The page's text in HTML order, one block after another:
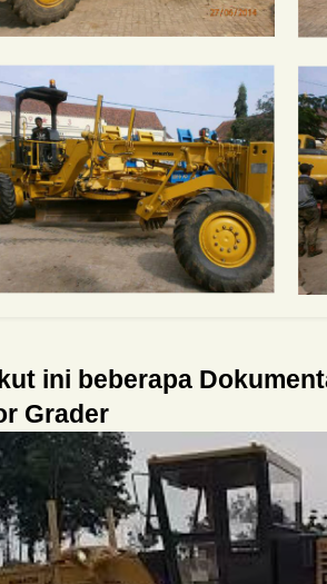
ini beberapa
Grader